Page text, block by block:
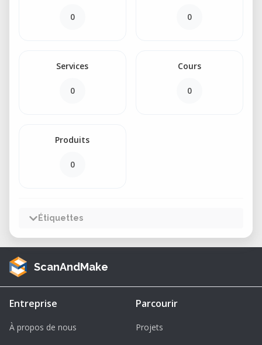
0 0
Services
0
Cours
0
Produits
0
Étiquettes
ScanAndMake
Entreprise
À propos de nous
Parcourir
Projets